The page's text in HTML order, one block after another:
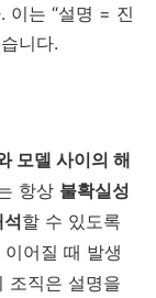
이는 “설명 = 진
니다.
모델 사이의 해
항상 불확실성
할 수 있도록
어질 때 발생
조직은 설명을